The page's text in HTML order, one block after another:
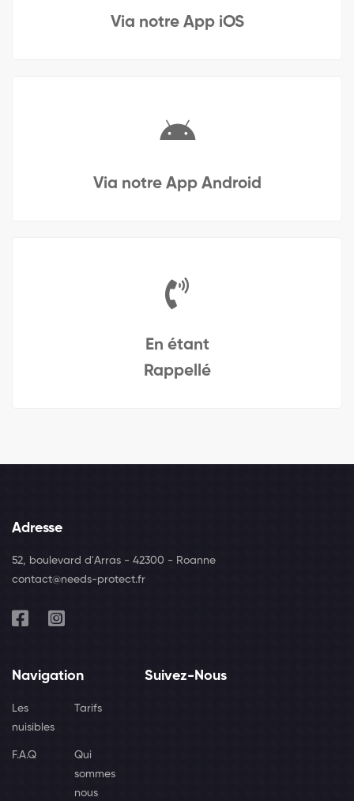
Via notre App iOS
Via notre App Android
En étant
Rappellé
Adresse
52, boulevard d'Arras - 42300 - Roanne
contact@needs-protect.fr
Navigation
Les
nuisibles
Tarifs
F.A.Q
Qui
sommes
nous
Suivez-Nous